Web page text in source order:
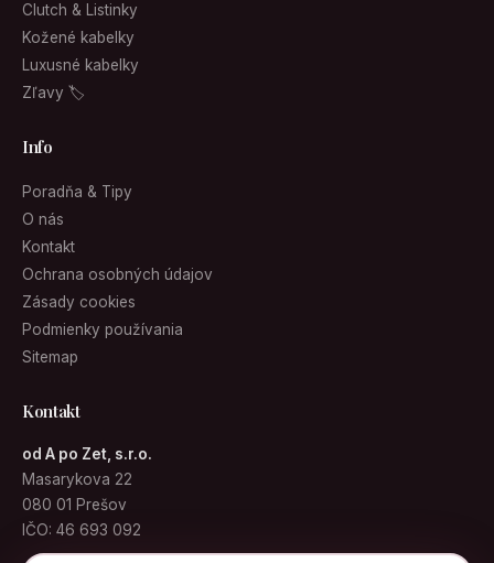
Clutch & Listinky
Kožené kabelky
Luxusné kabelky
Zľavy 🏷
Info
Poradňa & Tipy
O nás
Kontakt
Ochrana osobných údajov
Zásady cookies
Podmienky používania
Sitemap
Kontakt
od A po Zet, s.r.o.
Masarykova 22
080 01 Prešov
IČO: 46 693 092